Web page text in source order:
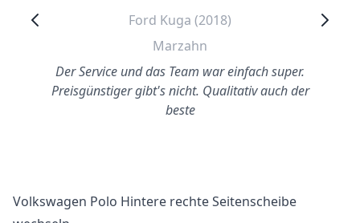
Ford Kuga (2018)
Marzahn
Der Service und das Team war einfach super.
Preisgünstiger gibt's nicht. Qualitativ auch der
beste
Volkswagen Polo Hintere rechte Seitenscheibe